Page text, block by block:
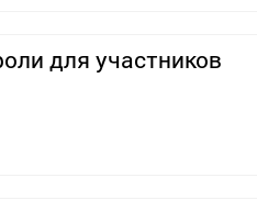
для участников